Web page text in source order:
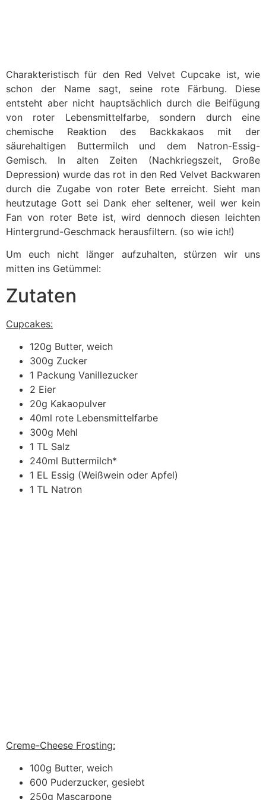
Charakteristisch für den Red Velvet Cupcake ist, wie
schon der Name sagt, seine rote Färbung. Diese
entsteht aber nicht hauptsächlich durch die Beifügung
von roter Lebensmittelfarbe, sondern durch eine
chemische Reaktion des Backkakaos mit der
säurehaltigen Buttermilch und dem Natron-Essig-
Gemisch. In alten Zeiten (Nachkriegszeit, Große
Depression) wurde das rot in den Red Velvet Backwaren
durch die Zugabe von roter Bete erreicht. Sieht man
heutzutage Gott sei Dank eher seltener, weil wer kein
Fan von roter Bete ist, wird dennoch diesen leichten
Hintergrund-Geschmack herausfiltern. (so wie ich!)
Um euch nicht länger aufzuhalten, stürzen wir uns
mitten ins Getümmel:
Zutaten
Cupcakes:
120g Butter, weich
300g Zucker
1 Packung Vanillezucker
2 Eier
20g Kakaopulver
40ml rote Lebensmittelfarbe
300g Mehl
1 TL Salz
240ml Buttermilch*
1 EL Essig (Weißwein oder Apfel)
1 TL Natron
Creme-Cheese Frosting:
100g Butter, weich
600 Puderzucker, gesiebt
250g Mascarpone